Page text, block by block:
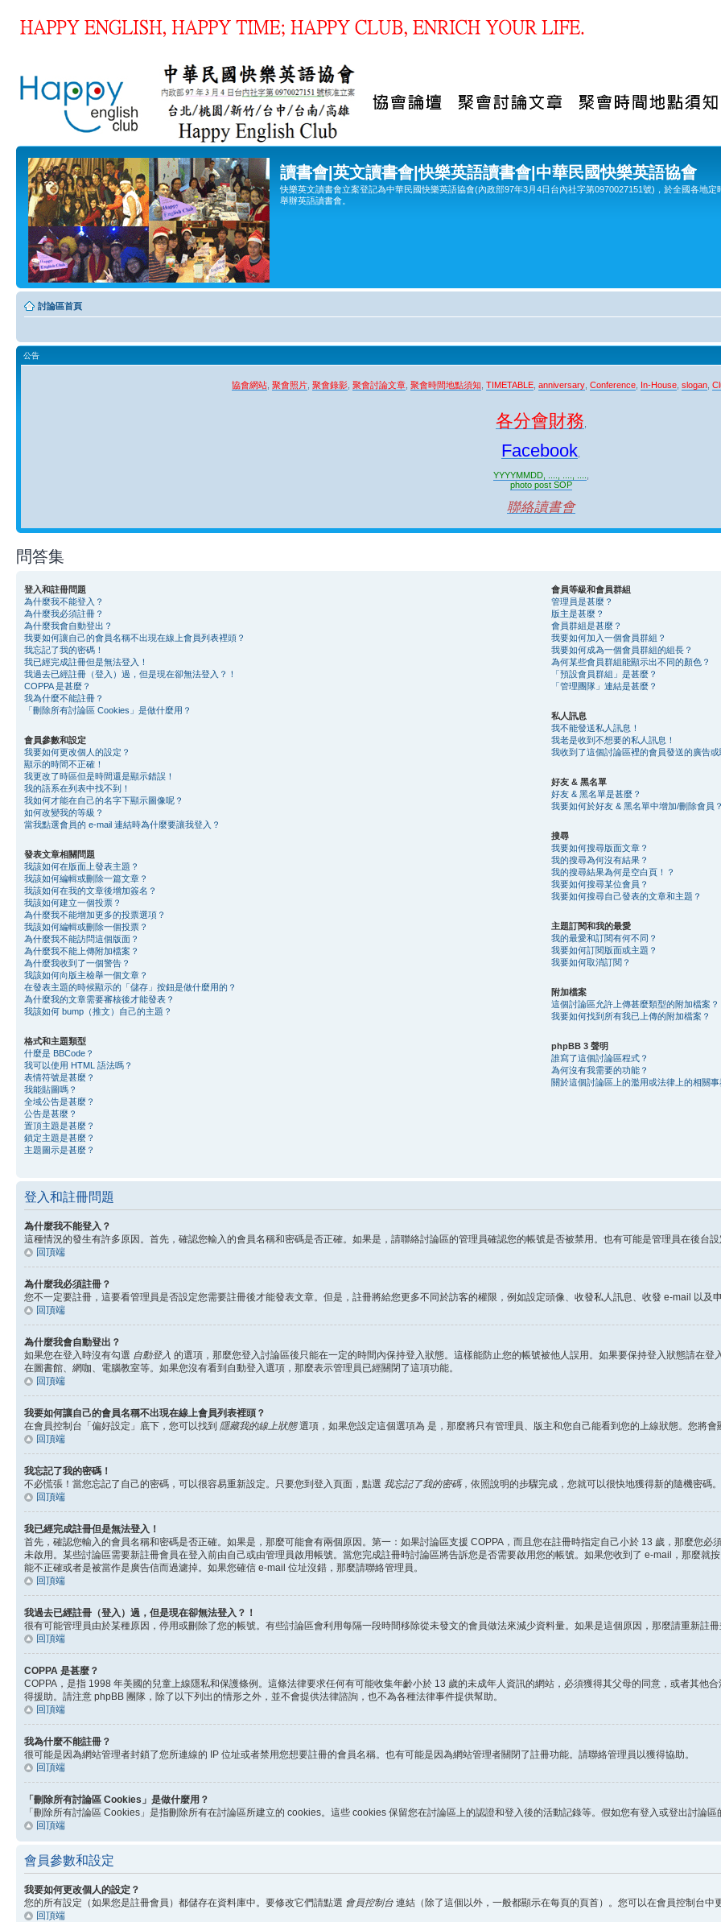
讀書會|英文讀書會|快樂英語讀書會|中華民國快樂英語協會
快樂英文讀書會立案登記為中華民國快樂英語協會(內政部97年3月4日台內社字第0970027151號)，於全國各地定
舉辦英語讀書會。
討論區首頁
公告
協會網站 聚會照片 聚會錄影 聚會討論文章 聚會時間地點須知 TIMETABLE anniversary Conference In-House slogan
各分會財務
Facebook
YYYYMMDD, ...., ...., ....
photo post SOP
聯絡讀書會
問答集
登入和註冊問題
為什麼我不能登入？
為什麼我必須註冊？
為什麼我會自動登出？
我要如何讓自己的會員名稱不出現在線上會員列表裡頭？
我忘記了我的密碼！
我已經完成註冊但是無法登入！
我過去已經註冊（登入）過，但是現在卻無法登入？！
COPPA 是甚麼？
我為什麼不能註冊？
「刪除所有討論區 Cookies」是做什麼用？
會員參數和設定
我要如何更改個人的設定？
顯示的時間不正確！
我更改了時區但是時間還是顯示錯誤！
我的語系在列表中找不到！
我如何才能在自己的名字下顯示圖像呢？
如何改變我的等級？
當我點選會員的 e-mail 連結時為什麼要讓我登入？
發表文章相關問題
我該如何在版面上發表主題？
我該如何編輯或刪除一篇文章？
我該如何在我的文章後增加簽名？
我該如何建立一個投票？
為什麼我不能增加更多的投票選項？
我該如何編輯或刪除一個投票？
為什麼我不能訪問這個版面？
為什麼我不能上傳附加檔案？
為什麼我收到了一個警告？
我該如何向版主檢舉一個文章？
在發表主題的時候顯示的「儲存」按鈕是做什麼用的？
為什麼我的文章需要審核後才能發表？
我該如何 bump（推文）自己的主題？
格式和主題類型
什麼是 BBCode？
我可以使用 HTML 語法嗎？
表情符號是甚麼？
我能貼圖嗎？
全域公告是甚麼？
公告是甚麼？
置頂主題是甚麼？
鎖定主題是甚麼？
主題圖示是甚麼？
會員等級和會員群組
管理員是甚麼？
版主是甚麼？
會員群組是甚麼？
我要如何加入一個會員群組？
我要如何成為一個會員群組的組長？
為何某些會員群組能顯示出不同的顏色？
「預設會員群組」是甚麼？
「管理團隊」連結是甚麼？
私人訊息
我不能發送私人訊息！
我老是收到不想要的私人訊息！
我收到了這個討論區裡的會員發送的廣告或
好友 & 黑名單
好友 & 黑名單是甚麼？
我要如何於好友 & 黑名單中增加/刪除會員？
搜尋
我要如何搜尋版面文章？
我的搜尋為何沒有結果？
我的搜尋結果為何是空白頁！？
我要如何搜尋某位會員？
我要如何搜尋自己發表的文章和主題？
主題訂閱和我的最愛
我的最愛和訂閱有何不同？
我要如何訂閱版面或主題？
我要如何取消訂閱？
附加檔案
這個討論區允許上傳甚麼類型的附加檔案？
我要如何找到所有我已上傳的附加檔案？
phpBB 3 聲明
誰寫了這個討論區程式？
為何沒有我需要的功能？
關於這個討論區上的濫用或法律上的相關事
登入和註冊問題
為什麼我不能登入？
這種情況的發生有許多原因。首先，確認您輸入的會員名稱和密碼是否正確。如果是，請聯絡討論區的管理員確認您的帳號是否被禁用。也有可能是管理員在後台設
回頂端
為什麼我必須註冊？
您不一定要註冊，這要看管理員是否設定您需要註冊後才能發表文章。但是，註冊將給您更多不同於訪客的權限，例如設定頭像、收發私人訊息、收發 e-mail 以及
回頂端
為什麼我會自動登出？
如果您在登入時沒有勾選 自動登入 的選項，那麼您登入討論區後只能在一定的時間內保持登入狀態。這樣能防止您的帳號被他人誤用。如果要保持登入狀態請在
在圖書館、網咖、電腦教室等。如果您沒有看到自動登入選項，那麼表示管理員已經關閉了這項功能。
回頂端
我要如何讓自己的會員名稱不出現在線上會員列表裡頭？
在會員控制台「偏好設定」底下，您可以找到 隱藏我的線上狀態選項，如果您設定這個選項為 是 ，那麼將只有管理員、版主和您自己能看到您的上線狀態。您將會
回頂端
我忘記了我的密碼！
不必慌張！當您忘記了自己的密碼，可以很容易重新設定。只要您到登入頁面，點選 我忘記了我的密碼，依照說明的步驟完成，您就可以很快地獲得新的隨機密碼。
回頂端
我已經完成註冊但是無法登入！
首先，確認您輸入的會員名稱和密碼是否正確。如果是，那麼可能會有兩個原因。第一：如果討論區支援 COPPA，而且您在註冊時指定自己小於 13 歲，那麼您
未啟用。某些討論區需要新註冊會員在登入前由自己或由管理員啟用帳號。當您完成註冊時討論區將告訴您是否需要啟用您的帳號。如果您收到了 e-mail，那麼
能不正確或者是被當作是廣告信而過濾掉。如果您確信 e-mail 位址沒錯，那麼請聯絡管理員。
回頂端
我過去已經註冊（登入）過，但是現在卻無法登入？！
很有可能管理員由於某種原因，停用或刪除了您的帳號。有些討論區會利用每隔一段時間移除從未發文的會員做法來減少資料量。如果是這個原因，那麼請重新註冊
回頂端
COPPA 是甚麼？
COPPA，是指 1998 年美國的兒童上線隱私和保護條例。這條法律要求任何有可能收集年齡小於 13 歲的未成年人資訊的網站，必須獲得其父母的同意，或者其他
得援助。請注意 phpBB 團隊，除了以下列出的情形之外，並不會提供法律諮詢，也不為各種法律事件提供幫助。
回頂端
我為什麼不能註冊？
很可能是因為網站管理者封鎖了您所連線的 IP 位址或者禁用您想要註冊的會員名稱。也有可能是因為網站管理者關閉了註冊功能。請聯絡管理員以獲得協助。
回頂端
「刪除所有討論區 Cookies」是做什麼用？
「刪除所有討論區 Cookies」是指刪除所有在討論區所建立的 cookies。這些 cookies 保留您在討論區上的認證和登入後的活動記錄等。假如您有登入或登出討論區
回頂端
會員參數和設定
我要如何更改個人的設定？
您的所有設定（如果您是註冊會員）都儲存在資料庫中。要修改它們請點選 會員控制台 連結（除了這個以外，一般都顯示在每頁的頁首）。您可以在會員控制台中
回頂端